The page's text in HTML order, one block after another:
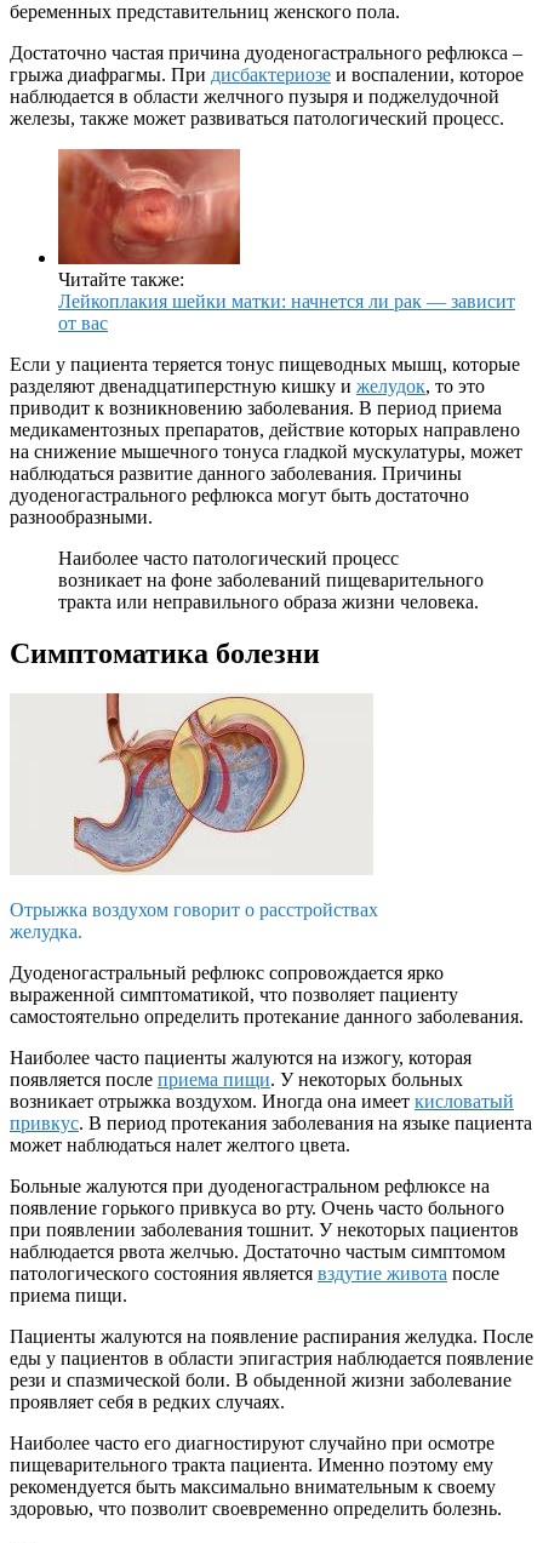
беременных представительниц женского пола.
Достаточно частая причина дуоденогастрального рефлюкса –
грыжа диафрагмы. При дисбактериозе и воспалении, которое
наблюдается в области желчного пузыря и поджелудочной
железы, также может развиваться патологический процесс.
Читайте также:
Лейкоплакия шейки матки: начнется ли рак — зависит
от вас
Если у пациента теряется тонус пищеводных мышц, которые
разделяют двенадцатиперстную кишку и желудок, то это
приводит к возникновению заболевания. В период приема
медикаментозных препаратов, действие которых направлено
на снижение мышечного тонуса гладкой мускулатуры, может
наблюдаться развитие данного заболевания. Причины
дуоденогастрального рефлюкса могут быть достаточно
разнообразными.
Наиболее часто патологический процесс
возникает на фоне заболеваний пищеварительного
тракта или неправильного образа жизни человека.
Симптоматика болезни
Отрыжка воздухом говорит о расстройствах
желудка.
Дуоденогастральный рефлюкс сопровождается ярко
выраженной симптоматикой, что позволяет пациенту
самостоятельно определить протекание данного заболевания.
Наиболее часто пациенты жалуются на изжогу, которая
появляется после приема пищи. У некоторых больных
возникает отрыжка воздухом. Иногда она имеет кисловатый
привкус. В период протекания заболевания на языке пациента
может наблюдаться налет желтого цвета.
Больные жалуются при дуоденогастральном рефлюксе на
появление горького привкуса во рту. Очень часто больного
при появлении заболевания тошнит. У некоторых пациентов
наблюдается рвота желчью. Достаточно частым симптомом
патологического состояния является вздутие живота после
приема пищи.
Пациенты жалуются на появление распирания желудка. После
еды у пациентов в области эпигастрия наблюдается появление
рези и спазмической боли. В обыденной жизни заболевание
проявляет себя в редких случаях.
Наиболее часто его диагностируют случайно при осмотре
пищеварительного тракта пациента. Именно поэтому ему
рекомендуется быть максимально внимательным к своему
здоровью, что позволит своевременно определить болезнь.